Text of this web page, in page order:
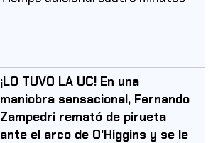
¡LO TUVO LA UC! En una
maniobra sensacional, Fernando
Zampedri remató de pirueta
ante el arco de O'Higgins y se le